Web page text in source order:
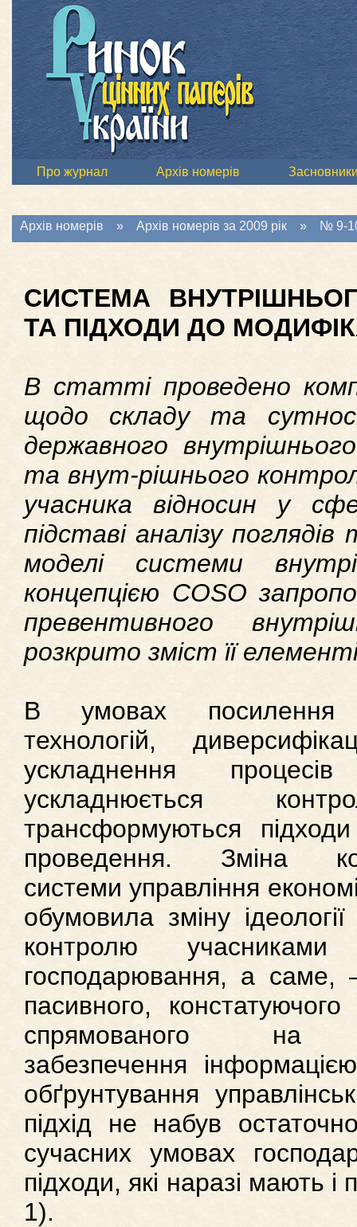
Про журнал Архів номерів
Архів номерів » Архів номерів за 2009 рік » № 9-
СИСТЕМА
ТА ПІДХОДИ ДО
В статті проведено
щодо складу та
державного
та внут-рішнього
учасника відносин у
підставі аналізу
моделі системи
концепцією COSO
превентивного
розкрито зміст її
В умовах посилення
технологій,
ускладнення
ускладнюється
трансформуються
проведення. Зміна
системи управління
обумовила зміну
контролю
господарювання, а саме,
пасивного,
спрямованого на
забезпечення
обґрунтування
підхід не набув
сучасних умовах
підходи, які наразі мають і
1).